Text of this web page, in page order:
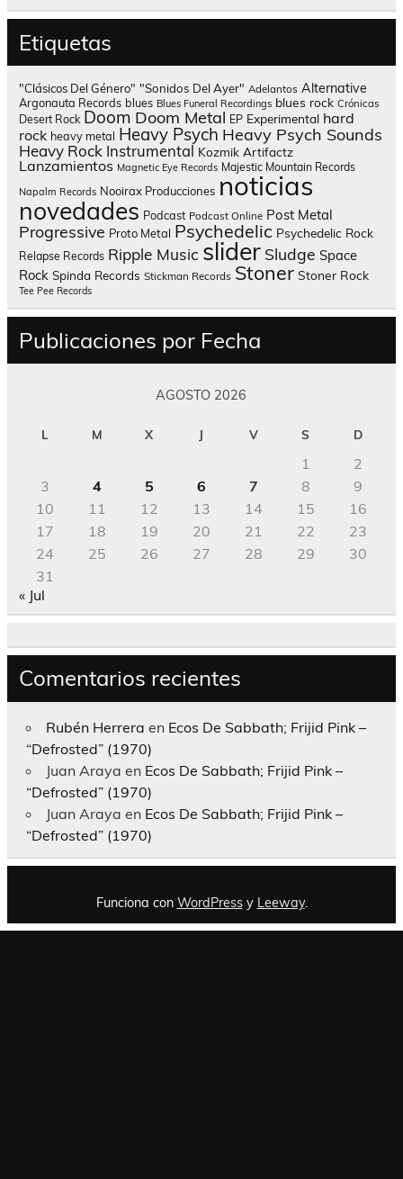
Etiquetas
"Clásicos Del Género" "Sonidos Del Ayer" Adelantos Alternative
Argonauta Records blues Blues Funeral Recordings blues rock Crónicas
Desert Rock Doom Doom Metal EP Experimental hard
rock heavy metal Heavy Psych Heavy Psych Sounds
Heavy Rock Instrumental Kozmik Artifactz
Lanzamientos Magnetic Eye Records Majestic Mountain Records
Napalm Records Nooirax Producciones noticias
novedades Podcast Podcast Online Post Metal
Progressive Proto Metal Psychedelic Psychedelic Rock
Relapse Records Ripple Music slider Sludge Space
Rock Spinda Records Stickman Records Stoner Stoner Rock
Tee Pee Records
Publicaciones por Fecha
AGOSTO 2026
L M X J V S D
1
2
3
4 5 6 7 8
9
10
11 12 13 14 15
16
17
18 19 20 21 22
23
24
25 26 27 28 29
30
31
« Jul
Comentarios recientes
Rubén Herrera en Ecos De Sabbath; Frijid Pink –
“Defrosted” (1970)
Juan Araya en Ecos De Sabbath; Frijid Pink –
“Defrosted” (1970)
Juan Araya en Ecos De Sabbath; Frijid Pink –
“Defrosted” (1970)
Funciona con WordPressy Leeway.